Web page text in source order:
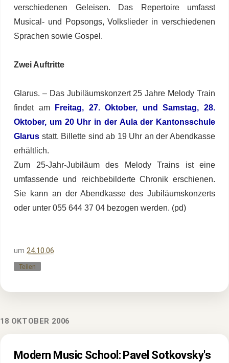
verschiedenen Geleisen. Das Repertoire umfasst
Musical- und Popsongs, Volkslieder in verschiedenen
Sprachen sowie Gospel.
Zwei Auftritte
Glarus. – Das Jubiläumskonzert 25 Jahre Melody Train
findet am
Freitag, 27. Oktober, und Samstag, 28.
Oktober, um 20 Uhr in der Aula der Kantonsschule
Glarus statt. Billette sind ab 19 Uhr an der Abendkasse
erhältlich.
Zum 25-Jahr-Jubiläum des Melody Trains ist eine
umfassende und reichbebilderte Chronik erschienen.
Sie kann an der Abendkasse des Jubiläumskonzerts
oder unter 055 644 37 04 bezogen werden. (pd)
um 24.10.06
Teilen
18 OKTOBER 2006
Modern Music School: Pavel Sotkovsky's